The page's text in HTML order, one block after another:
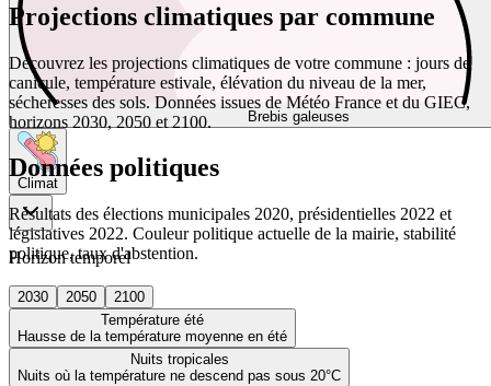
Brebis galeuses
Climat
Horizon temporel
2030 2050
2100
Température été
Hausse de la température moyenne en été
Nuits tropicales
Nuits où la température ne descend pas sous 20°C
Projections climatiques par commune
Découvrez les projections climatiques de votre commune : jours de
canicule, température estivale, élévation du niveau de la mer,
sécheresses des sols. Données issues de Météo France et du GIEC,
horizons 2030, 2050 et 2100.
Données politiques
Résultats des élections municipales 2020, présidentielles 2022 et
législatives 2022. Couleur politique actuelle de la mairie, stabilité
politique, taux d'abstention.